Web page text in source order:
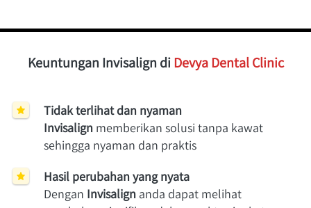
Keuntungan Invisalign di Devya Dental Clinic
Tidak terlihat dan nyaman
Invisalign memberikan solusi tanpa kawat
sehingga nyaman dan praktis
Hasil perubahan yang nyata
Dengan Invisalign anda dapat melihat